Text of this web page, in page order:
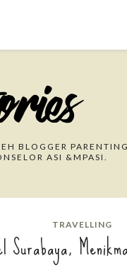
BLOGGER
ASI &MPASI.
TRAVELLING
Surabaya,